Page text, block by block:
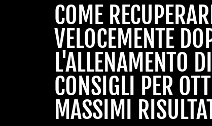
COME
VELOCEMENTE
L'ALLENAMENTO
CONSIGLI PER
MASSIMI